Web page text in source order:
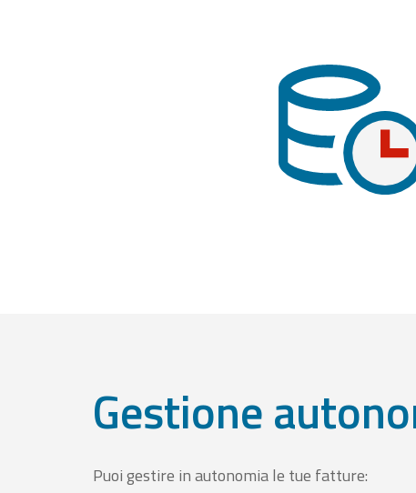
Gestione
Puoi gestire in autonomia le tue fatture: